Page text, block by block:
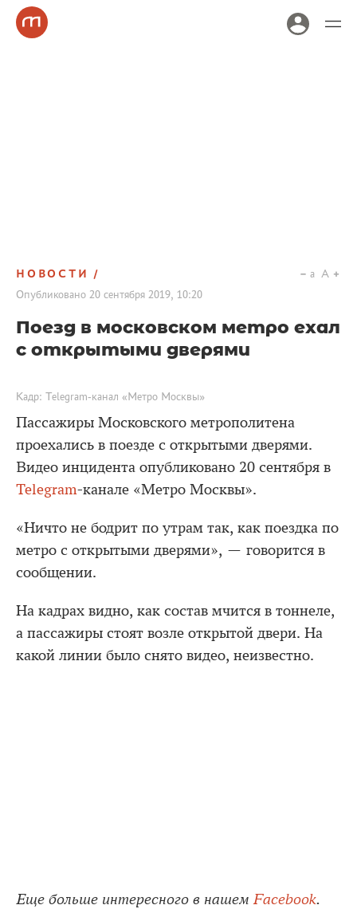
НОВОСТИ
Опубликовано 20 сентября 2019, 10:20
a A
Поезд в московском метро ехал
с открытыми дверями
Кадр: Telegram-канал «Метро Москвы»
Пассажиры Московского метрополитена
проехались в поезде с открытыми дверями.
Видео инцидента опубликовано 20 сентября в
Telegram-канале «Метро Москвы».
«Ничто не бодрит по утрам так, как поездка по
метро с открытыми дверями», — говорится в
сообщении.
На кадрах видно, как состав мчится в тоннеле,
а пассажиры стоят возле открытой двери. На
какой линии было снято видео, неизвестно.
Еще больше интересного в нашем Facebook.